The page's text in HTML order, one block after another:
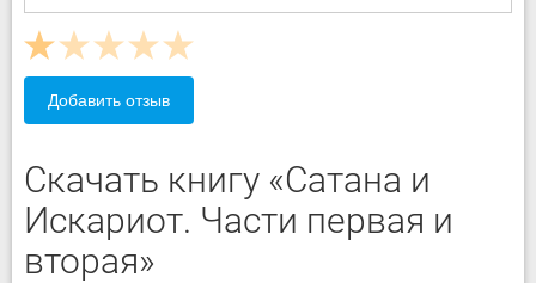
Добавить отзыв
Скачать книгу «Сатана и
Искариот. Части первая и
вторая»